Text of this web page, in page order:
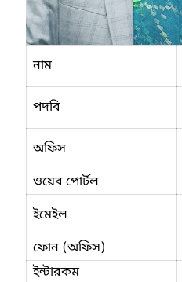
নাম
পদবি
অফিস
ওয়েব পোর্টল
ইমেইল
ফোন (অফিস)
ইন্টারকম